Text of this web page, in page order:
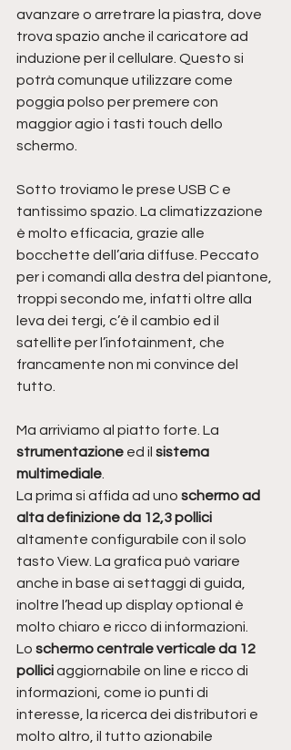
avanzare o arretrare la piastra, dove
trova spazio anche il caricatore ad
induzione per il cellulare. Questo si
potrà comunque utilizzare come
poggia polso per premere con
maggior agio i tasti touch dello
schermo.
Sotto troviamo le prese USB C e
tantissimo spazio. La climatizzazione
è molto efficacia, grazie alle
bocchette dell’aria diffuse. Peccato
per i comandi alla destra del piantone,
troppi secondo me, infatti oltre alla
leva dei tergi, c’è il cambio ed il
satellite per l’infotainment, che
francamente non mi convince del
tutto.
Ma arriviamo al piatto forte. La
strumentazione ed il sistema
multimediale.
La prima si affida ad uno schermo ad
alta definizione da 12,3 pollici
altamente configurabile con il solo
tasto View. La grafica può variare
anche in base ai settaggi di guida,
inoltre l’head up display optional è
molto chiaro e ricco di informazioni.
Lo schermo centrale verticale da 12
pollici aggiornabile on line e ricco di
informazioni, come io punti di
interesse, la ricerca dei distributori e
molto altro, il tutto azionabile